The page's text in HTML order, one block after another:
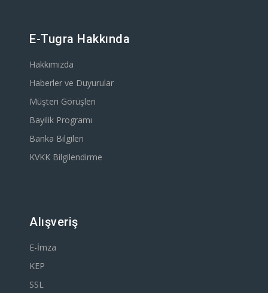
E-Tugra Hakkında
Hakkımızda
Haberler ve Duyurular
Müşteri Görüşleri
Bayilik Programı
Banka Bilgileri
KVKK Bilgilendirme
Alışveriş
E-İmza
KEP
SSL